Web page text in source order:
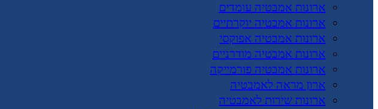
ארונות אמבטיה עומדים
ארונות אמבטיה יוקרתיים
ארונות אמבטיה אפוקסי
ארונות אמבטיה מודרניים
ארונות אמבטיה פורמייקה
ארון מראה לאמבטיה
ארונות שירות לאמבטיה